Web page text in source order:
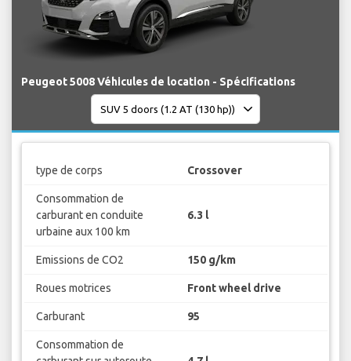
Peugeot 5008 Véhicules de location - Spécifications
type de corps Crossover
Consommation de
carburant en conduite
urbaine aux 100 km
6.3 l
Emissions de CO2 150 g/km
Roues motrices Front wheel drive
Carburant 95
Consommation de